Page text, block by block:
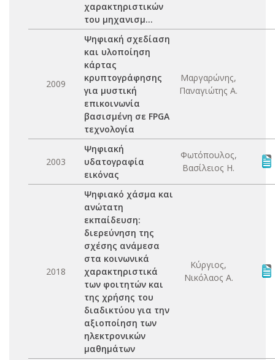
χαρακτηριστικών
του μηχανισμ...
2009
Ψηφιακή σχεδίαση
και υλοποίηση
κάρτας
κρυπτογράφησης
για μυστική
επικοινωνία
βασισμένη σε FPGA
τεχνολογία
Μαργαρώνης,
Παναγιώτης Α.
2003
Ψηφιακή
υδατογραφία
εικόνας
Φωτόπουλος,
Βασίλειος Η.
2018
Ψηφιακό χάσμα και
ανώτατη
εκπαίδευση:
διερεύνηση της
σχέσης ανάμεσα
στα κοινωνικά
χαρακτηριστικά
των φοιτητών και
της χρήσης του
διαδικτύου για την
αξιοποίηση των
ηλεκτρονικών
μαθημάτων
Κύργιος,
Νικόλαος Α.